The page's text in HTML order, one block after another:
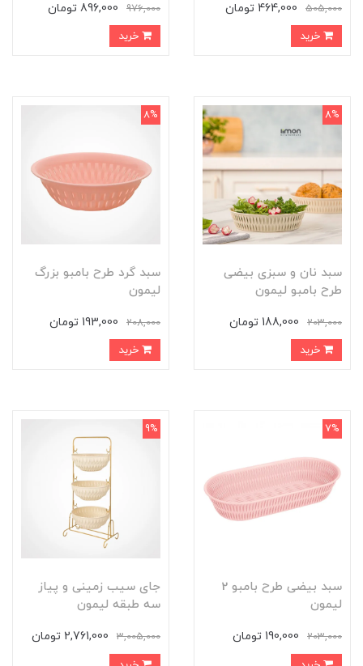
505,000 464,000 تومان 976,000 896,000 تومان
سبد نان و سبزی بیضی
طرح بامبو لیمون
203,000 188,000 تومان
8%
سبد گرد طرح بامبو بزرگ
لیمون
208,000 193,000 تومان
8%
سبد بیضی طرح بامبو 2
لیمون
203,000 190,000 تومان
7%
جای سیب زمینی و پیاز
سه طبقه لیمون
3,005,000 2,761,000 تومان
9%